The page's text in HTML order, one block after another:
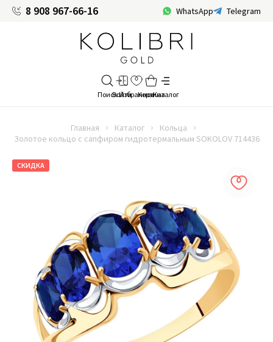
8 908 967-66-16 WhatsApp Telegram
Главная Каталог
Кольца
Золотое кольцо с сапфиром гидротермальным SOKOLOV 714436
СКИДКА